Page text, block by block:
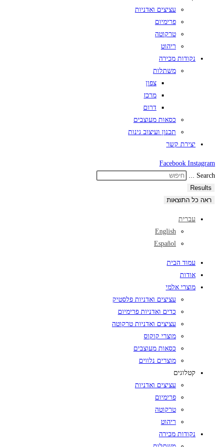
עציצים ואדניות
פרימיום
טרקוטה
ריהוט
נקודות מכירה
משתלות
צפון
מרכז
דרום
כסאות מעוצבים
תכנון ועיצוב גינות
יצירת קשר
Facebook Instagram
Search ...
Results
ראה כל התוצאות
עברית
English
Español
עמוד הבית
אודות
מוצרי אלמי
עציצים ואדניות פלסטיק
כדים ואדניות פרימיום
עציצים ואדניות טרקוטה
מוצרי קוקוס
כסאות מעוצבים
מוצרים נלווים
קטלוגים
עציצים ואדניות
פרימיום
טרקוטה
ריהוט
נקודות מכירה